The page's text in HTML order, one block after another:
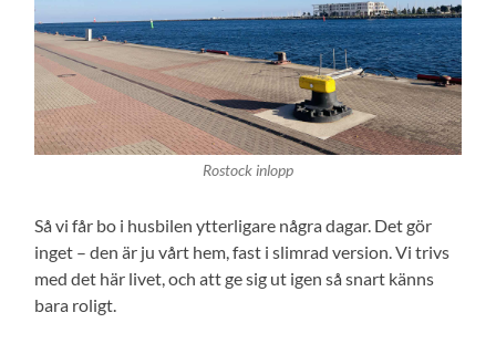
Rostock inlopp
Så vi får bo i husbilen ytterligare några dagar. Det gör
inget – den är ju vårt hem, fast i slimrad version. Vi trivs
med det här livet, och att ge sig ut igen så snart känns
bara roligt.